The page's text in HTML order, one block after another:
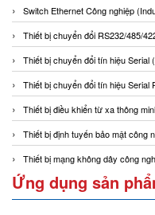
Switch Ethernet Công nghiệp
Thiết bị chuyển đổi RS232/485/
Thiết bị chuyển đổi tín hiệu
Thiết bị chuyển đổi tín hiệu Serial
Thiết bị điều khiển từ xa thông
Thiết bị định tuyến bảo mật công
Thiết bị mạng không dây công
Ứng dụng sản